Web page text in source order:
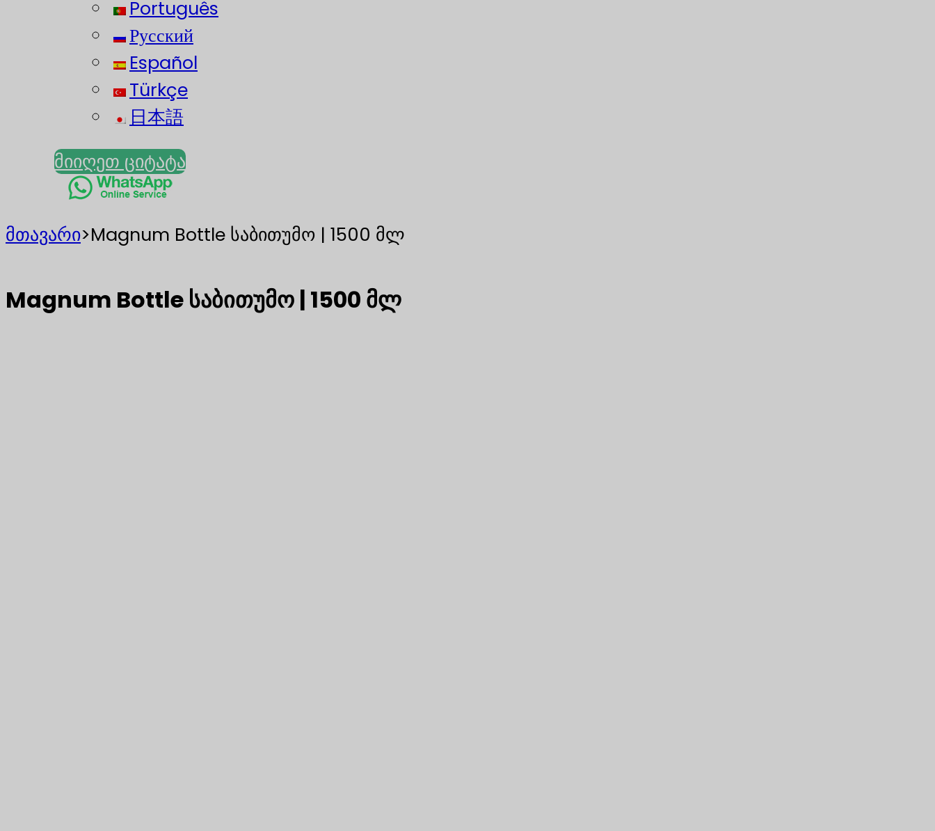
Português
Русский
Español
Türkçe
日本語
მიიღეთ ციტატა
მთავარი>Magnum Bottle საბითუმო | 1500 მლ
Magnum Bottle საბითუმო | 1500 მლ